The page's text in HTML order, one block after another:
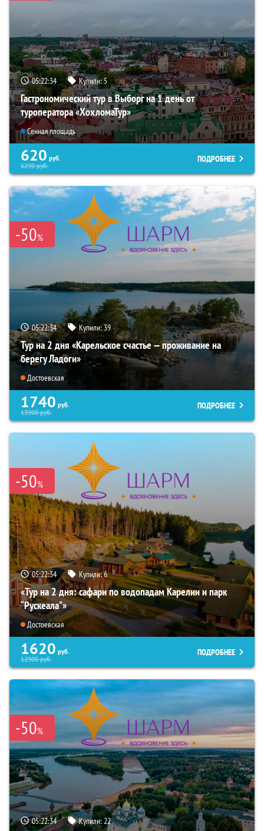
05:22:32 Купили:5
Гастрономический тур в Выборг на 1 день от
туроператора «ХохломаТур»
Сенная площадь
620 руб.
6290руб.
ПОДРОБНЕЕ
-50%
05:22:32 Купили:39
Тур на 2 дня «Карельское счастье — проживание на
берегу Ладоги»
Достоевская
1740 руб.
13900руб.
ПОДРОБНЕЕ
-50%
05:22:32 Купили:6
«Тур на 2 дня: сафари по водопадам Карелии и парк
“Рускеала"»
Достоевская
1620 руб.
12900руб.
ПОДРОБНЕЕ
-50%
05:22:32 Купили:22